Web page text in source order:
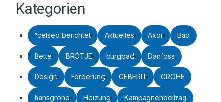
Kategorien
°celseo berichtet Aktuelles Axor Bad
Bette BRÖTJE burgbad Danfoss
Design Förderung GEBERIT GROHE
hansgrohe Heizung Kampagnenbeitrag